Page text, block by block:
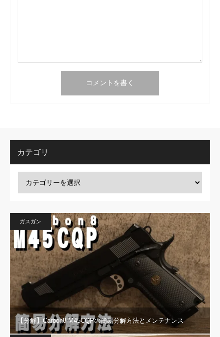
カテゴリ
ガスガン
【分解】Carbon8 M45CQPの簡易分解方法とメンテナンス